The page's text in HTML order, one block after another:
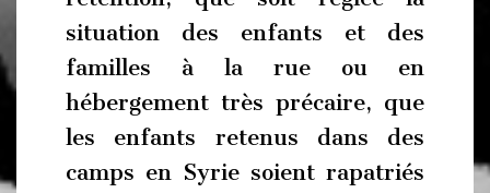
situation des enfants et des
familles à la rue ou en
hébergement très précaire, que
les enfants retenus dans des
camps en Syrie soient rapatriés